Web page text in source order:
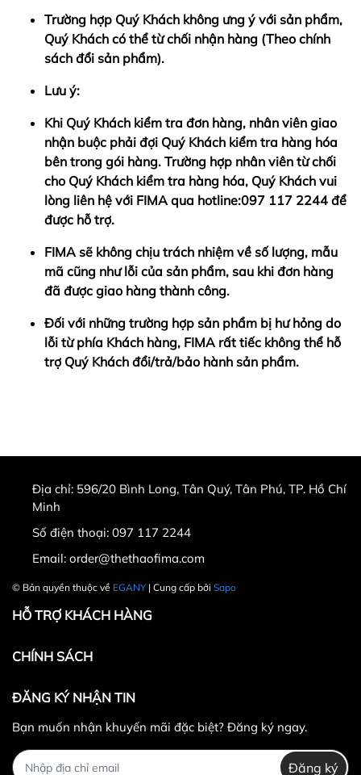
Trường hợp Quý Khách không ưng ý với sản phẩm,
Quý Khách có thể từ chối nhận hàng (Theo chính
sách đổi sản phẩm).
Lưu ý:
Khi Quý Khách kiểm tra đơn hàng, nhân viên giao
nhận buộc phải đợi Quý Khách kiểm tra hàng hóa
bên trong gói hàng. Trường hợp nhân viên từ chối
cho Quý Khách kiểm tra hàng hóa, Quý Khách vui
lòng liên hệ với FIMA qua hotline:097 117 2244 để
được hỗ trợ.
FIMA sẽ không chịu trách nhiệm về số lượng, mẫu
mã cũng như lỗi của sản phẩm, sau khi đơn hàng
đã được giao hàng thành công.
Đối với những trường hợp sản phẩm bị hư hỏng do
lỗi từ phía Khách hàng, FIMA rất tiếc không thể hỗ
trợ Quý Khách đổi/trả/bảo hành sản phẩm.
Địa chỉ: 596/20 Bình Long, Tân Quý, Tân Phú, TP. Hồ Chí
Minh
Số điện thoại: 097 117 2244
Email: order@thethaofima.com
© Bản quyền thuộc về EGANY| Cung cấp bởi Sapo
HỖ TRỢ KHÁCH HÀNG
CHÍNH SÁCH
ĐĂNG KÝ NHẬN TIN
Bạn muốn nhận khuyến mãi đặc biệt? Đăng ký ngay.
Đăng ký